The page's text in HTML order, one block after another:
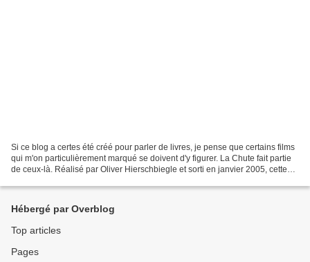
Si ce blog a certes été créé pour parler de livres, je pense que certains films
qui m'on particulièrement marqué se doivent d'y figurer. La Chute fait partie
de ceux-là. Réalisé par Oliver Hierschbiegle et sorti en janvier 2005, cette
Hébergé par Overblog
Top articles
Pages